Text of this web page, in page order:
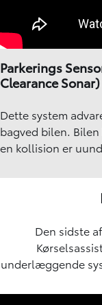
Parkerings
Clearance Sonar)
Dette system
bagved bilen.
en kollision er
Den sidste
underlæggende